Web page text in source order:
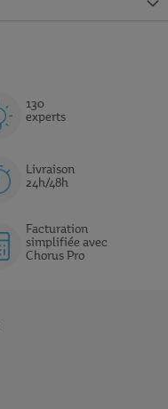
130
experts
Livraison
24h/48h
Facturation
simplifiée avec
Chorus Pro